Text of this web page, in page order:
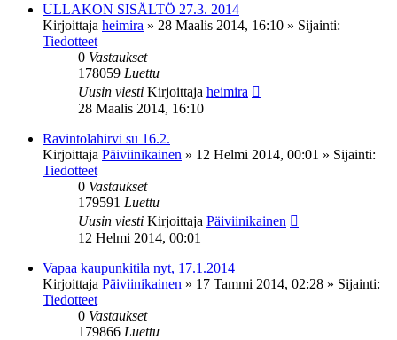
ULLAKON SISÄLTÖ 27.3. 2014
Kirjoittaja heimira » 28 Maalis 2014, 16:10 » Sijainti:
Tiedotteet
0 Vastaukset
178059 Luettu
Uusin viesti Kirjoittaja heimira
28 Maalis 2014, 16:10
Ravintolahirvi su 16.2.
Kirjoittaja Päiviinikainen » 12 Helmi 2014, 00:01 » Sijainti:
Tiedotteet
0 Vastaukset
179591 Luettu
Uusin viesti Kirjoittaja Päiviinikainen
12 Helmi 2014, 00:01
Vapaa kaupunkitila nyt, 17.1.2014
Kirjoittaja Päiviinikainen » 17 Tammi 2014, 02:28 » Sijainti:
Tiedotteet
0 Vastaukset
179866 Luettu